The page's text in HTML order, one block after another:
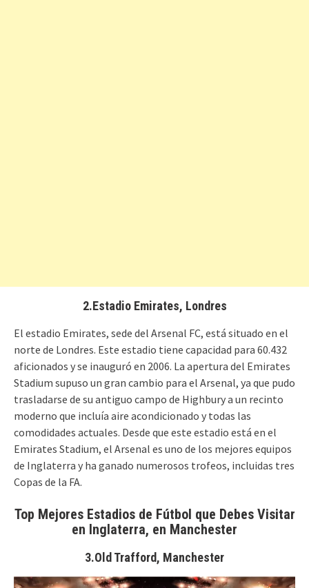
2.Estadio Emirates, Londres
El estadio Emirates, sede del Arsenal FC, está situado en el
norte de Londres. Este estadio tiene capacidad para 60.432
aficionados y se inauguró en 2006. La apertura del Emirates
Stadium supuso un gran cambio para el Arsenal, ya que pudo
trasladarse de su antiguo campo de Highbury a un recinto
moderno que incluía aire acondicionado y todas las
comodidades actuales. Desde que este estadio está en el
Emirates Stadium, el Arsenal es uno de los mejores equipos
de Inglaterra y ha ganado numerosos trofeos, incluidas tres
Copas de la FA.
Top Mejores Estadios de Fútbol que Debes Visitar
en Inglaterra, en Manchester
3.Old Trafford, Manchester